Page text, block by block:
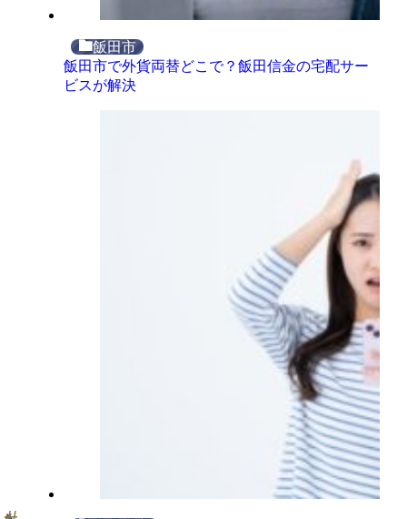
飯田市
飯田市で外貨両替どこで？飯田信金の宅配サー
ビスが解決